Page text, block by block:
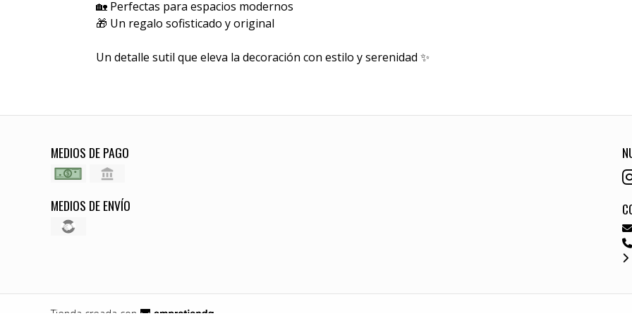
🏡 Perfectas para espacios modernos
🎁 Un regalo sofisticado y original
Un detalle sutil que eleva la decoración con estilo y serenidad ✨
MEDIOS DE PAGO
MEDIOS DE ENVÍO
Tienda creada con